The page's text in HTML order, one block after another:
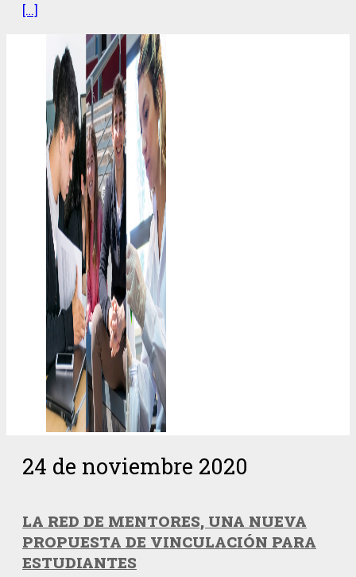
[…]
24 de noviembre 2020
LA RED DE MENTORES, UNA NUEVA
PROPUESTA DE VINCULACIÓN PARA
ESTUDIANTES